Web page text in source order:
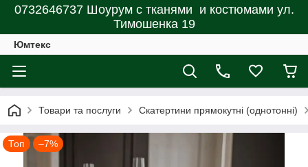
0732646737 Шоурум с тканями и костюмами ул.
Тимошенка 19
Юмтекс
Товари та послуги Скатертини прямокутні (однотонні)
Топ –7%